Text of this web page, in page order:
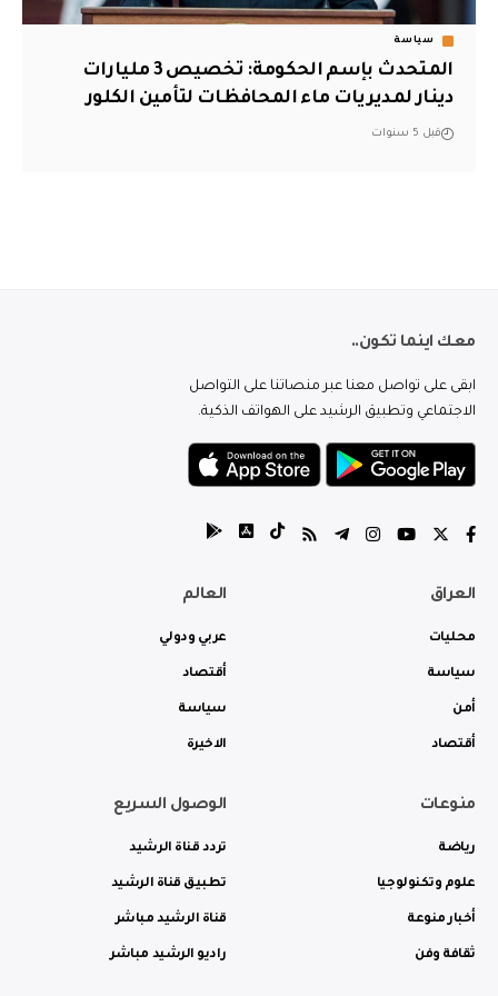
سياسة
المتحدث بإسم الحكومة: تخصيص 3 مليارات
دينار لمديريات ماء المحافظات لتأمين الكلور
قبل 5 سنوات
معك اينما تكون..
ابقى على تواصل معنا عبر منصاتنا على التواصل
الاجتماعي وتطبيق الرشيد على الهواتف الذكية.
العراق
محليات
سياسة
أمن
أقتصاد
العالم
عربي ودولي
أقتصاد
سياسة
الاخيرة
منوعات
رياضة
علوم وتكنولوجيا
أخبار منوعة
ثقافة وفن
الوصول السريع
تردد قناة الرشيد
تطبيق قناة الرشيد
قناة الرشيد مباشر
راديو الرشيد مباشر